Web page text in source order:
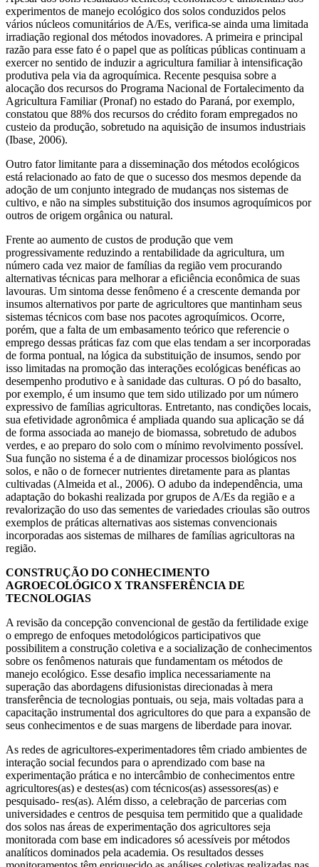
experimentos de manejo ecológico dos solos conduzidos pelos
vários núcleos comunitários de A/Es, verifica-se ainda uma limitada
irradiação regional dos métodos inovadores. A primeira e principal
razão para esse fato é o papel que as políticas públicas continuam a
exercer no sentido de induzir a agricultura familiar à intensificação
produtiva pela via da agroquímica. Recente pesquisa sobre a
alocação dos recursos do Programa Nacional de Fortalecimento da
Agricultura Familiar (Pronaf) no estado do Paraná, por exemplo,
constatou que 88% dos recursos do crédito foram empregados no
custeio da produção, sobretudo na aquisição de insumos industriais
(Ibase, 2006).
Outro fator limitante para a disseminação dos métodos ecológicos
está relacionado ao fato de que o sucesso dos mesmos depende da
adoção de um conjunto integrado de mudanças nos sistemas de
cultivo, e não na simples substituição dos insumos agroquímicos por
outros de origem orgânica ou natural.
Frente ao aumento de custos de produção que vem
progressivamente reduzindo a rentabilidade da agricultura, um
número cada vez maior de famílias da região vem procurando
alternativas técnicas para melhorar a eficiência econômica de suas
lavouras. Um sintoma desse fenômeno é a crescente demanda por
insumos alternativos por parte de agricultores que mantinham seus
sistemas técnicos com base nos pacotes agroquímicos. Ocorre,
porém, que a falta de um embasamento teórico que referencie o
emprego dessas práticas faz com que elas tendam a ser incorporadas
de forma pontual, na lógica da substituição de insumos, sendo por
isso limitadas na promoção das interações ecológicas benéficas ao
desempenho produtivo e à sanidade das culturas. O pó do basalto,
por exemplo, é um insumo que tem sido utilizado por um número
expressivo de famílias agricultoras. Entretanto, nas condições locais,
sua efetividade agronômica é ampliada quando sua aplicação se dá
de forma associada ao manejo de biomassa, sobretudo de adubos
verdes, e ao preparo do solo com o mínimo revolvimento possível.
Sua função no sistema é a de dinamizar processos biológicos nos
solos, e não o de fornecer nutrientes diretamente para as plantas
cultivadas (Almeida et al., 2006). O adubo da independência, uma
adaptação do bokashi realizada por grupos de A/Es da região e a
revalorização do uso das sementes de variedades crioulas são outros
exemplos de práticas alternativas aos sistemas convencionais
incorporadas aos sistemas de milhares de famílias agricultoras na
região.
CONSTRUÇÃO DO CONHECIMENTO
AGROECOLÓGICO X TRANSFERÊNCIA DE
TECNOLOGIAS
A revisão da concepção convencional de gestão da fertilidade exige
o emprego de enfoques metodológicos participativos que
possibilitem a construção coletiva e a socialização de conhecimentos
sobre os fenômenos naturais que fundamentam os métodos de
manejo ecológico. Esse desafio implica necessariamente na
superação das abordagens difusionistas direcionadas à mera
transferência de tecnologias pontuais, ou seja, mais voltadas para a
capacitação instrumental dos agricultores do que para a expansão de
seus conhecimentos e de suas margens de liberdade para inovar.
As redes de agricultores-experimentadores têm criado ambientes de
interação social fecundos para o aprendizado com base na
experimentação prática e no intercâmbio de conhecimentos entre
agricultores(as) e destes(as) com técnicos(as) assessores(as) e
pesquisado- res(as). Além disso, a celebração de parcerias com
universidades e centros de pesquisa tem permitido que a qualidade
dos solos nas áreas de experimentação dos agricultores seja
monitorada com base em indicadores só acessíveis por métodos
analíticos dominados pela academia. Os resultados desses